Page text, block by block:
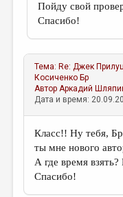
Пойду свой
Спасибо!
Тема: Re: Джек
Косиченко Бр
АвторАркадий
Дата и время:
Класс!! Ну тебя,
ты мне нового
А где время
Спасибо!